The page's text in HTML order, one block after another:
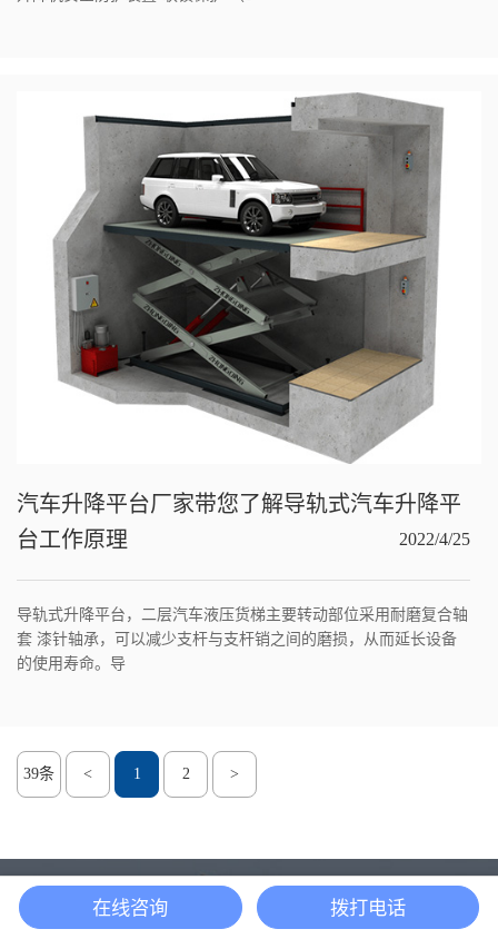
汽车升降平台厂家带您了解导轨式汽车升降平
台工作原理
2022/4/25
导轨式升降平台，二层汽车液压货梯主要转动部位采用耐磨复合轴
套 漆针轴承，可以减少支杆与支杆销之间的磨损，从而延长设备
的使用寿命。导
39条 < 1 2 >
联系我们 / CONTACT US
微信 电话
在线咨询 拨打电话